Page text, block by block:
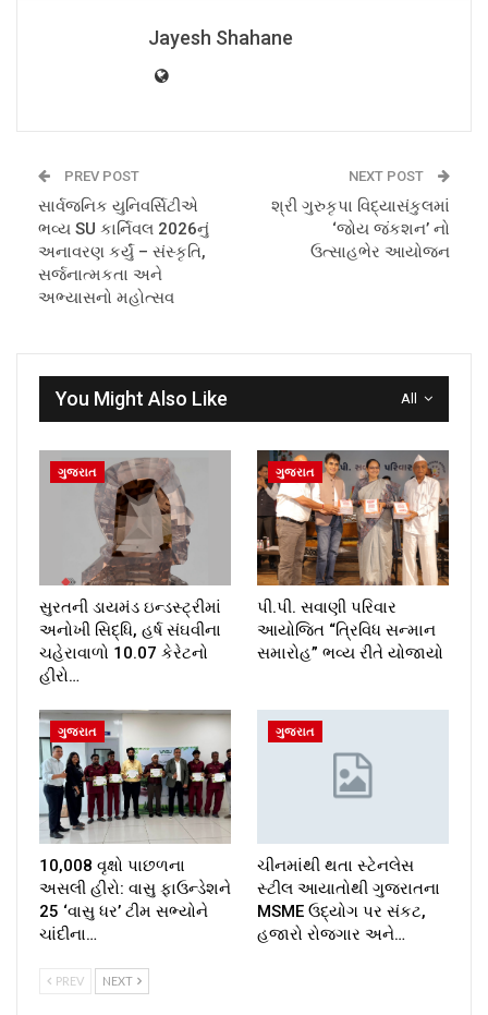
Jayesh Shahane
PREV POST
સાર્વજનિક યુનિવર્સિટીએ
ભવ્ય SU કાર્નિવલ 2026નું
અનાવરણ કર્યું – સંસ્કૃતિ,
સર્જનાત્મકતા અને
અભ્યાસનો મહોત્સવ
NEXT POST
શ્રી ગુરુકૃપા વિદ્યાસંકુલમાં
‘જોય જંકશન’ નો
ઉત્સાહભેર આયોજન
All
You Might Also Like
ગુજરાત
સુરતની ડાયમંડ ઇન્ડસ્ટ્રીમાં
અનોખી સિદ્ધિ, હર્ષ સંઘવીના
ચહેરાવાળો 10.07 કેરેટનો
હીરો…
ગુજરાત
પી.પી. સવાણી પરિવાર
આયોજિત “ત્રિવિધ સન્માન
સમારોહ” ભવ્ય રીતે યોજાયો
ગુજરાત
10,008 વૃક્ષો પાછળના
અસલી હીરો: વાસુ ફાઉન્ડેશને
25 ‘વાસુ ધર’ ટીમ સભ્યોને
ચાંદીના…
ગુજરાત
ચીનમાંથી થતા સ્ટેનલેસ
સ્ટીલ આયાતોથી ગુજરાતના
MSME ઉદ્યોગ પર સંકટ,
હજારો રોજગાર અને…
PREV NEXT